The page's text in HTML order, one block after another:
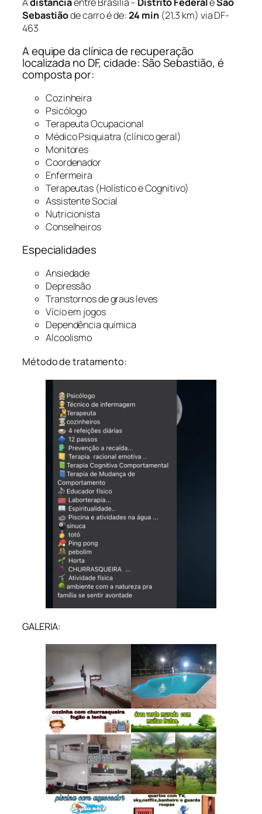
Sebastiãode carro é de: 24 min(21,3 km) via DF-
463
A equipe da clínica de recuperação
localizada no DF, cidade: São Sebastião, é
composta por:
Cozinheira
Psicólogo
Terapeuta Ocupacional
Médico Psiquiatra (clínico geral)
Monitores
Coordenador
Enfermeira
Terapeutas (Holístico e Cognitivo)
Assistente Social
Nutricionista
Conselheiros
Especialidades
Ansiedade
Depressão
Transtornos de graus leves
Vício em jogos
Dependência química
Alcoolismo
Método de tratamento:
GALERIA: